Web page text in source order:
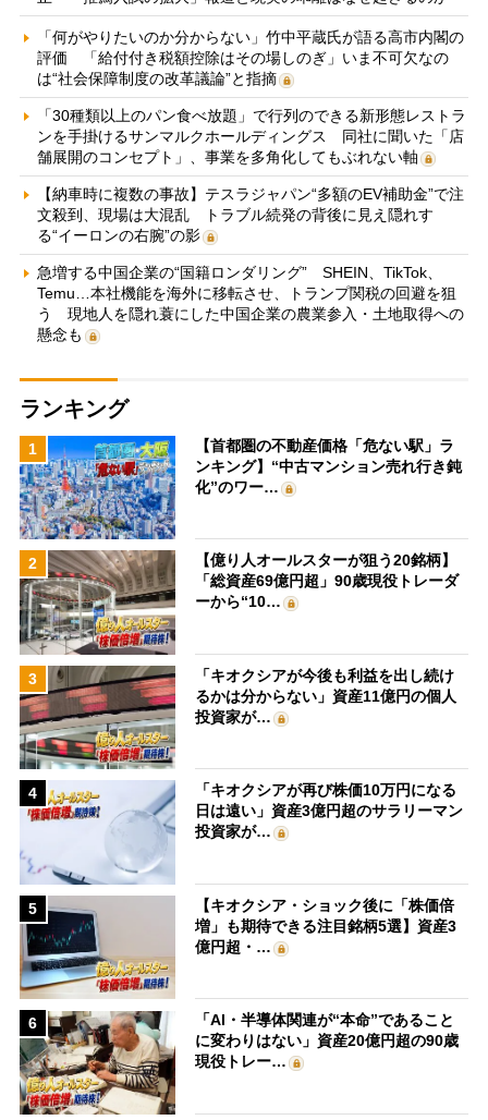
「何がやりたいのか分からない」竹中平蔵氏が語る高市内閣の
評価 「給付付き税額控除はその場しのぎ」いま不可欠なの
は“社会保障制度の改革議論”と指摘
「30種類以上のパン食べ放題」で行列のできる新形態レストラ
ンを手掛けるサンマルクホールディングス 同社に聞いた「店
舗展開のコンセプト」、事業を多角化してもぶれない軸
【納車時に複数の事故】テスラジャパン“多額のEV補助金”で注
文殺到、現場は大混乱 トラブル続発の背後に見え隠れす
る“イーロンの右腕”の影
急増する中国企業の“国籍ロンダリング” SHEIN、TikTok、
Temu…本社機能を海外に移転させ、トランプ関税の回避を狙
う 現地人を隠れ蓑にした中国企業の農業参入・土地取得への
懸念も
ランキング
1
【首都圏の不動産価格「危ない駅」ラ
ンキング】“中古マンション売れ行き鈍
化”のワー…
2
【億り人オールスターが狙う20銘柄】
「総資産69億円超」90歳現役トレーダ
ーから“10…
3
「キオクシアが今後も利益を出し続け
るかは分からない」資産11億円の個人
投資家が…
4
「キオクシアが再び株価10万円になる
日は遠い」資産3億円超のサラリーマン
投資家が…
5
【キオクシア・ショック後に「株価倍
増」も期待できる注目銘柄5選】資産3
億円超・…
6
「AI・半導体関連が“本命”であること
に変わりはない」資産20億円超の90歳
現役トレー…